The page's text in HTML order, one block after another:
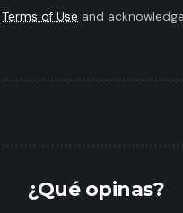
Terms of Use and
¿Qué opinas?